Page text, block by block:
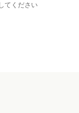
てください